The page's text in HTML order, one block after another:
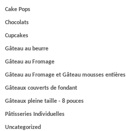
Cake Pops
Chocolats
Cupcakes
Gâteau au beurre
Gâteau au Fromage
Gâteau au Fromage et Gâteau mousses entières
Gâteaux couverts de fondant
Gâteaux pleine taille - 8 pouces
Pâtisseries Individuelles
Uncategorized